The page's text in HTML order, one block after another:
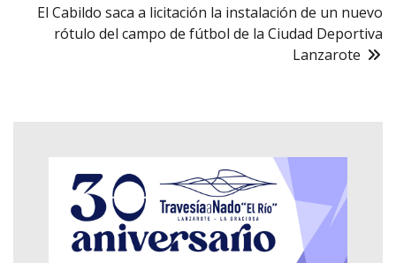
El Cabildo saca a licitación la instalación de un nuevo
rótulo del campo de fútbol de la Ciudad Deportiva
Lanzarote